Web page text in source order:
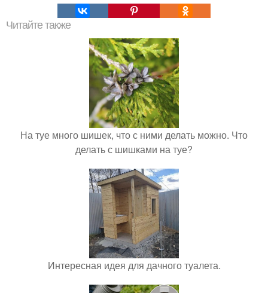
Читайте также
На туе много шишек, что с ними делать можно. Что
делать с шишками на туе?
Интересная идея для дачного туалета.